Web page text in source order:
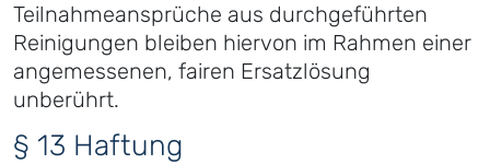
Teilnahmeansprüche aus durchgeführten
Reinigungen bleiben hiervon im Rahmen einer
angemessenen, fairen Ersatzlösung
unberührt.
§ 13 Haftung